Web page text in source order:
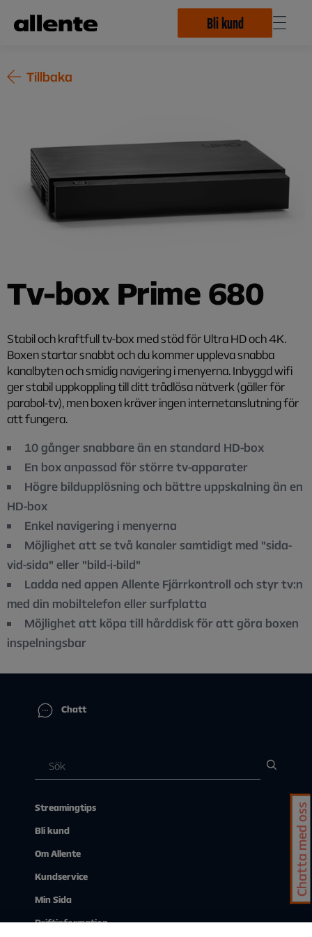
Bli kund
Tillbaka
Tv-box Prime 680
Stabil och kraftfull tv-box med stöd för Ultra HD och 4K.
Boxen startar snabbt och du kommer uppleva snabba
kanalbyten och smidig navigering i menyerna. Inbyggd wifi
ger stabil uppkoppling till ditt trådlösa nätverk (gäller för
parabol-tv), men boxen kräver ingen internetanslutning för
att fungera.
10 gånger snabbare än en standard HD-box
En box anpassad för större tv-apparater
Högre bildupplösning och bättre uppskalning än en
HD-box
Enkel navigering i menyerna
Möjlighet att se två kanaler samtidigt med "sida-
vid-sida" eller "bild-i-bild"
Ladda ned appen Allente Fjärrkontroll och styr tv:n
med din mobiltelefon eller surfplatta
Möjlighet att köpa till hårddisk för att göra boxen
inspelningsbar
Chatt
Streamingtips
Bli kund
Om Allente
Kundservice
Min Sida
Driftinformation
Chatta med oss